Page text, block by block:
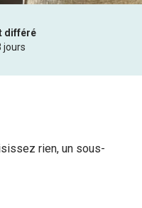
rien, un sous-